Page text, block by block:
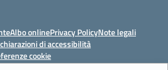
Albo onlinePrivacy PolicyNote legali
di accessibilità
cookie